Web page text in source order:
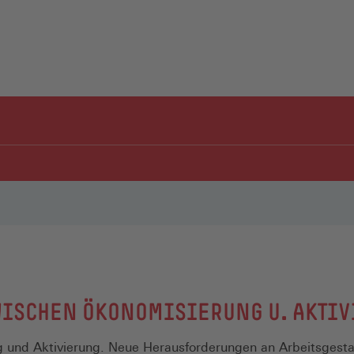
ÖKONOMISIERUNG U.
Aktivierung. Neue Herausforderungen an